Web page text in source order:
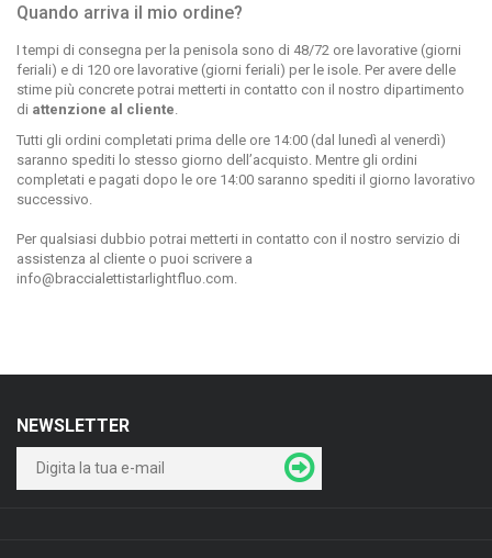
Quando arriva il mio ordine?
I tempi di consegna per la penisola sono di 48/72 ore lavorative (giorni
feriali) e di 120 ore lavorative (giorni feriali) per le isole. Per avere delle
stime più concrete potrai metterti in contatto con il nostro dipartimento
di attenzione al cliente
Tutti gli ordini completati prima delle ore 14:00 (dal lunedì al venerdì)
saranno spediti lo stesso giorno dell’acquisto. Mentre gli ordini
completati e pagati dopo le ore 14:00 saranno spediti il giorno lavorativo
successivo.
Per qualsiasi dubbio potrai metterti in contatto con il nostro servizio di
assistenza al cliente o puoi scrivere a
info@braccialettistarlightfluo.com
NEWSLETTER